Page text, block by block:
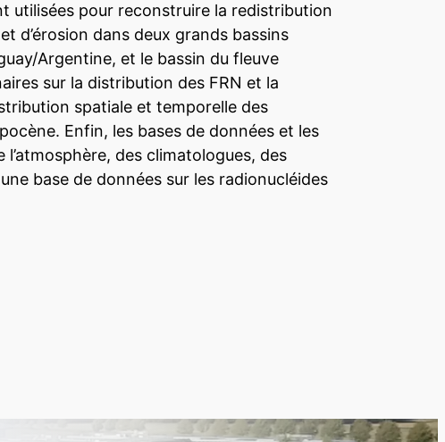
utilisées pour reconstruire la redistribution
d’érosion dans deux grands bassins
Argentine, et le bassin du fleuve
sur la distribution des FRN et la
spatiale et temporelle des
Enfin, les bases de données et les
des climatologues, des
base de données sur les radionucléides